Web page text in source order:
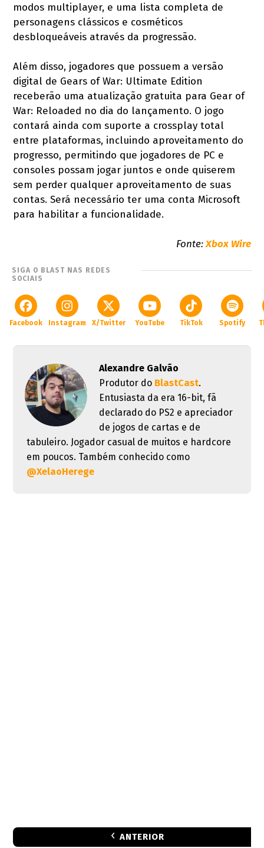
modos multiplayer, e uma lista completa de
personagens clássicos e cosméticos
desbloqueáveis através da progressão.
Além disso, jogadores que possuem a versão
digital de Gears of War: Ultimate Edition
receberão uma atualização gratuita para Gear of
War: Reloaded no dia do lançamento. O jogo
contará ainda com suporte a crossplay total
entre plataformas, incluindo aproveitamento do
progresso, permitindo que jogadores de PC e
consoles possam jogar juntos e onde quiserem
sem perder qualquer aproveitamento de suas
contas. Será necessário ter uma conta Microsoft
para habilitar a funcionalidade.
Fonte:Xbox Wire
SIGA O BLAST NAS REDES
SOCIAIS
Facebook Instagram X/Twitter YouTube TikTok Spotify
Alexandre Galvão
Produtor do BlastCast.
Entusiasta da era 16-bit, fã
declarado do PS2 e apreciador
de jogos de cartas e de
tabuleiro. Jogador casual de muitos e hardcore
em poucos. Também conhecido como
@XelaoHerege
ANTERIOR